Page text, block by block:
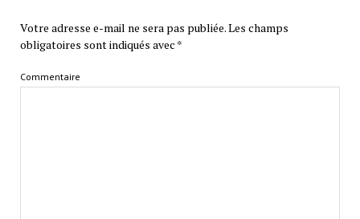
Votre adresse e-mail ne sera pas publiée.Les champs
obligatoires sont indiqués avec *
Commentaire